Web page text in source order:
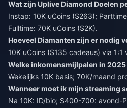
Wat zijn Uplive Diamond Doelen
Instap: 10K uCoins ($263);
Fulltime: 70K uCoins ($2K).
Hoeveel Diamanten zijn er nodig
10K uCoins ($135 cadeaus) via
Welke inkomensmijlpalen in
Wekelijks 10K basis; 70K/maand
Wanneer moet ik mijn streaming
Na 10K: ID/bio; $400-700: avond-